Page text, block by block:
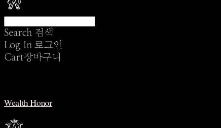
Search 검색
Log In 로그인
Cart장바구니
Wealth Honor